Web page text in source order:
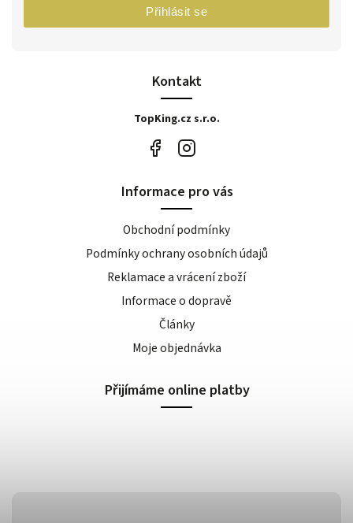
Kontakt
TopKing.cz s.r.o.
Přihlásit se
Informace pro vás
Obchodní podmínky
Podmínky ochrany osobních údajů
Reklamace a vrácení zboží
Informace o dopravě
Články
Moje objednávka
Přijímáme online platby